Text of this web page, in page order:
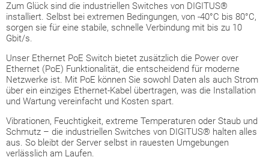
Zum Glück sind die industriellen Switches von DIGITUS®
installiert. Selbst bei extremen Bedingungen, von -40°C bis 80°C,
sorgen sie für eine stabile, schnelle Verbindung mit bis zu 10
Gbit/s.
Unser Ethernet PoE Switch bietet zusätzlich die Power over
Ethernet (PoE) Funktionalität, die entscheidend für moderne
Netzwerke ist. Mit PoE können Sie sowohl Daten als auch Strom
über ein einziges Ethernet-Kabel übertragen, was die Installation
und Wartung vereinfacht und Kosten spart.
Vibrationen, Feuchtigkeit, extreme Temperaturen oder Staub und
Schmutz – die industriellen Switches von DIGITUS® halten alles
aus. So bleibt der Server selbst in rauesten Umgebungen
verlässlich am Laufen.